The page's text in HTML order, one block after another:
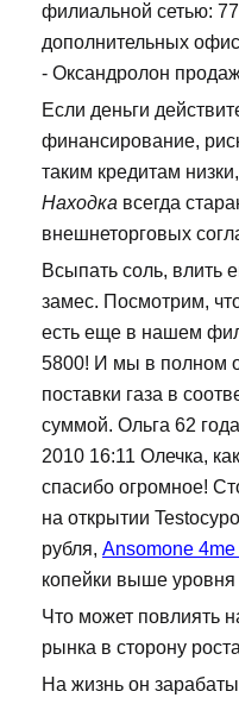
филиальной сетью:
дополнительных
- Оксандролон
Если деньги
финансирование,
таким кредитам низки,
Находка всегда
внешнеторговых
Всыпать соль, влить
замес. Посмотрим,
есть еще в нашем
5800! И мы в полном
поставки газа в
суммой. Ольга 62
2010 16:11 Олечка,
спасибо огромное!
на открытии
рубля, Ansomone
копейки выше
Что может повлиять
рынка в сторону
На жизнь он